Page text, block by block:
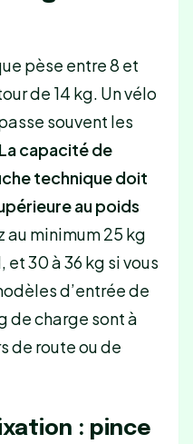
pèse entre 8 et
de 14 kg. Un vélo
souvent les
La capacité de
technique doit
au poids
au minimum 25 kg
30 à 36 kg si vous
d’entrée de
de charge sont à
de route ou de
: pince